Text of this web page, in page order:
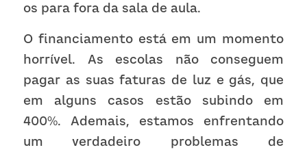
os para fora da sala de aula.
O financiamento está em um momento
horrível. As escolas não conseguem
pagar as suas faturas de luz e gás, que
em alguns casos estão subindo em
400%. Ademais, estamos enfrentando
um verdadeiro problemas de